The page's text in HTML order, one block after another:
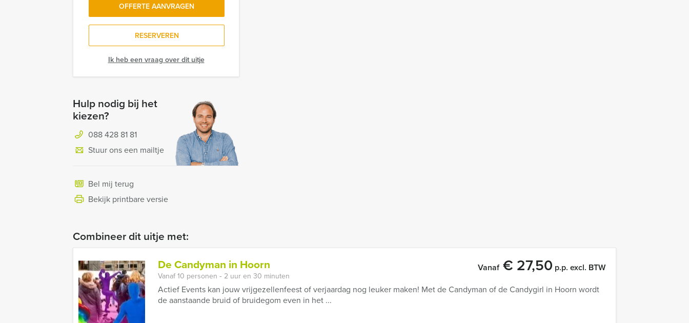
OFFERTE AANVRAGEN
RESERVEREN
Ik heb een vraag over dit uitje
Hulp nodig bij het
kiezen?
088 428 81 81
Stuur ons een mailtje
Bel mij terug
Bekijk printbare versie
Combineer dit uitje met:
De Candyman in Hoorn
Vanaf€ 27,50 p.p. excl. BTW
Vanaf 10 personen ‐ 2 uur en 30 minuten
Actief Events kan jouw vrijgezellenfeest of verjaardag nog leuker maken! Met de Candyman of de Candygirl in Hoorn wordt
de aanstaande bruid of bruidegom even in het ...